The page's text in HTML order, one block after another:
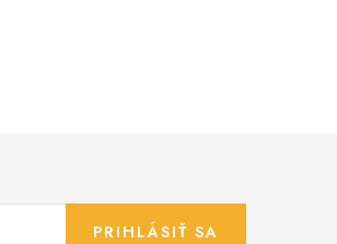
PRIHLÁSIŤ SA